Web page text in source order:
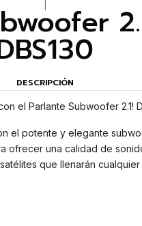
DESCRIPCIÓN
el Parlante Subwoofer 2.1!
el potente y elegante
ofrecer una calidad de
que llenarán